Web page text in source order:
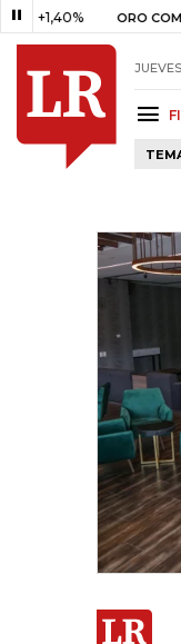
ORO COMPRA BANCO